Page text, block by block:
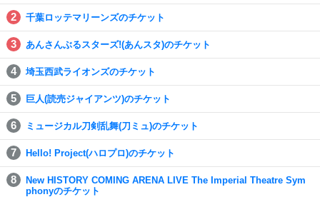
千葉ロッテマリーンズのチケット
あんさんぶるスターズ!(あんスタ)のチケット
埼玉西武ライオンズのチケット
巨人(読売ジャイアンツ)のチケット
ミュージカル刀剣乱舞(刀ミュ)のチケット
Hello! Project(ハロプロ)のチケット
New HISTORY COMING ARENA LIVE The Imperial Theatre Sym
phonyのチケット